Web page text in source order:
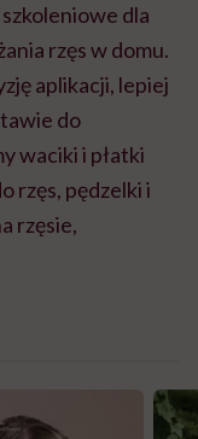
dla
rzęs w domu.
aplikacji, lepiej
do
waciki i płatki
rzęs, pędzelki i
rzęsie,